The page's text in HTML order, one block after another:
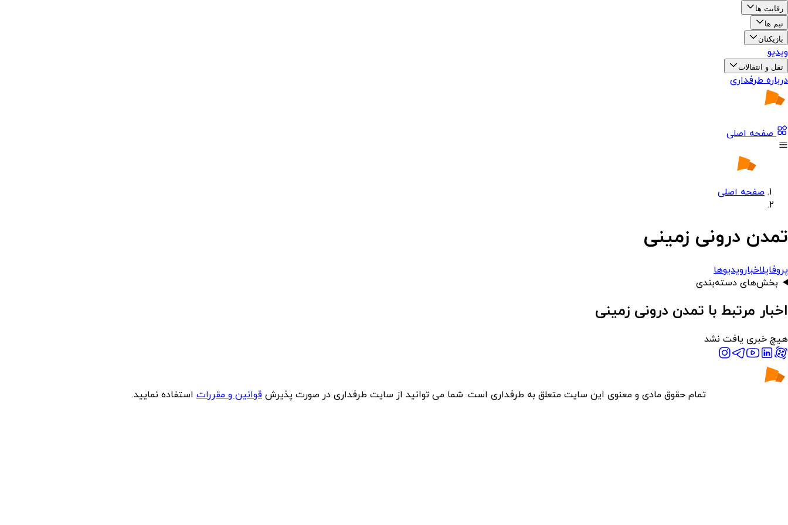
رقابت ها
تیم ها
بازیکنان
ویدیو
نقل و انتقالات
درباره طرفداری
صفحه اصلی
صفحه اصلی
تمدن درونی زمینی
پروفایلاخبارویدیوها
بخش‌های دسته‌بندی
اخبار مرتبط با تمدن درونی زمینی
هیچ خبری یافت نشد
تمام حقوق مادی و معنوی این سایت متعلق به طرفداری است. شما می توانید از سایت طرفداری در صورت پذیرش قوانین و مقررات استفاده نمایید.